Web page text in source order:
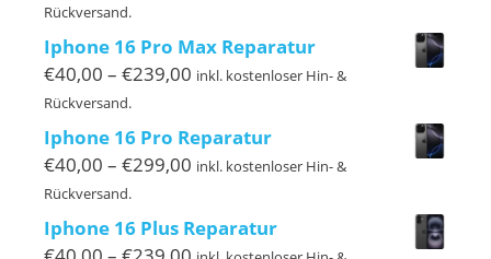
bis
€119,00
Rückversand.
Iphone 16 Pro Max Reparatur
€40,00 – €239,00 Preisspanne:
€239,00
inkl. kostenloser Hin- &
Rückversand.
Iphone 16 Pro Reparatur
€40,00 – €299,00 Preisspanne:
bis
€299,00
inkl. kostenloser Hin- &
Rückversand.
Iphone 16 Plus Reparatur
Preisspanne: